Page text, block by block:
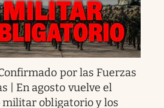
por las Fuerzas
| En agosto vuelve el
militar obligatorio y los